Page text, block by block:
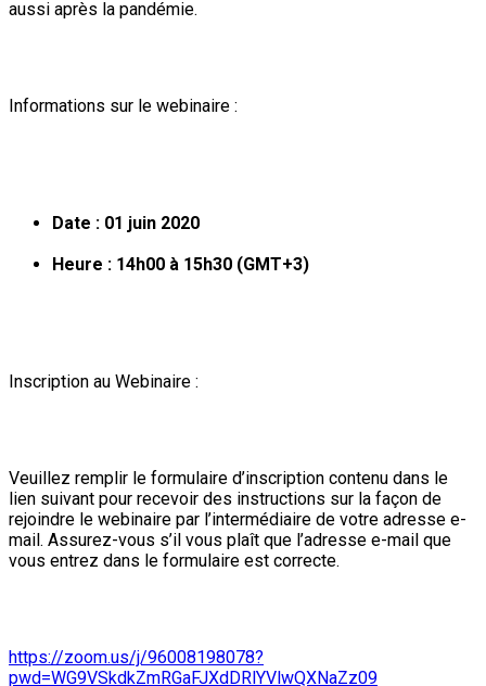
aussi après la pandémie.
Informations sur le webinaire :
Date : 01 juin 2020
Heure : 14h00 à 15h30 (GMT+3)
Inscription au Webinaire :
Veuillez remplir le formulaire d’inscription contenu dans le
lien suivant pour recevoir des instructions sur la façon de
rejoindre le webinaire par l’intermédiaire de votre adresse e-
mail. Assurez-vous s’il vous plaît que l’adresse e-mail que
vous entrez dans le formulaire est correcte.
https://zoom.us/j/96008198078?
pwd=WG9VSkdkZmRGaFJXdDRlYVlwQXNaZz09